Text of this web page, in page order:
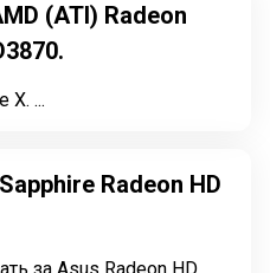
(ATI) Radeon
X. ...
Radeon HD